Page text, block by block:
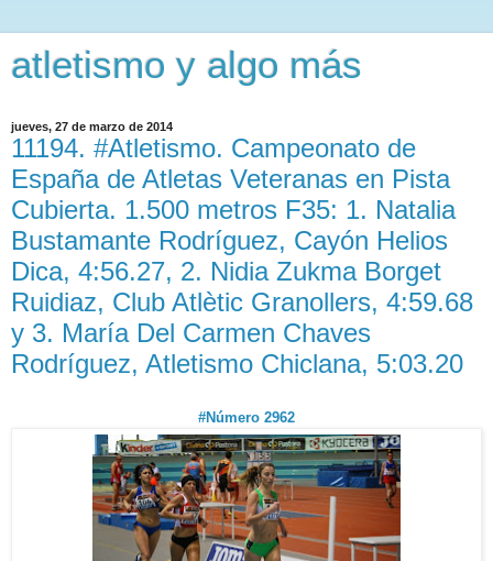
atletismo y algo más
jueves, 27 de marzo de 2014
11194. #Atletismo. Campeonato de
España de Atletas Veteranas en Pista
Cubierta. 1.500 metros F35: 1. Natalia
Bustamante Rodríguez, Cayón Helios
Dica, 4:56.27, 2. Nidia Zukma Borget
Ruidiaz, Club Atlètic Granollers, 4:59.68
y 3. María Del Carmen Chaves
Rodríguez, Atletismo Chiclana, 5:03.20
#Número 2962